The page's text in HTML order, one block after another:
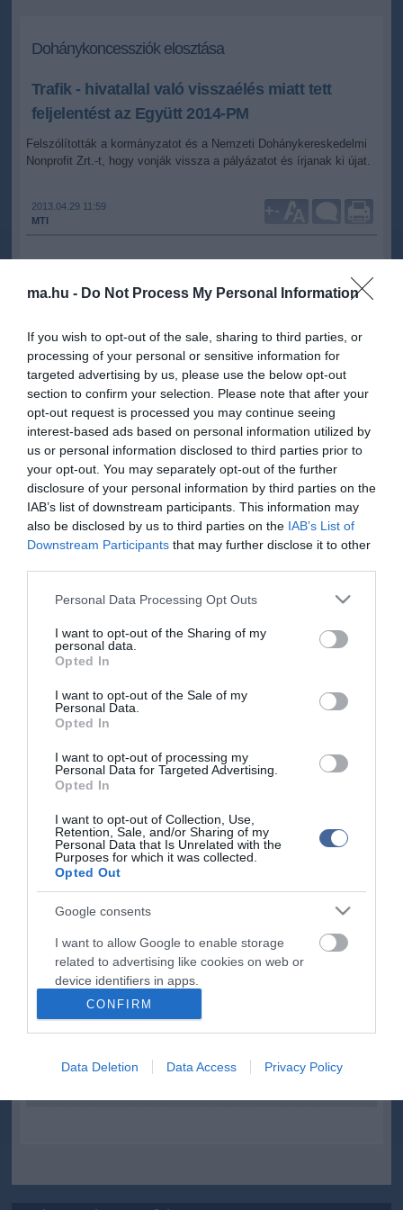
ma.hu - Do Not Process My Personal Information
If you wish to opt-out of the sale, sharing to third parties, or
processing of your personal or sensitive information for
targeted advertising by us, please use the below opt-out
section to confirm your selection. Please note that after your
opt-out request is processed you may continue seeing
interest-based ads based on personal information utilized by
us or personal information disclosed to third parties prior to
your opt-out. You may separately opt-out of the further
disclosure of your personal information by third parties on the
IAB’s list of downstream participants. This information may
also be disclosed by us to third parties on the IAB’s List of
Downstream Participants that may further disclose it to other
Please note that this website/app uses one or more Google
not limited to your visit or usage behaviour. You may click to
grant or deny consent to Google and its third-party tags to
use your data for below specified purposes in below Google
consent section.
Personal Data Processing Opt Outs
I want to opt-out of the Sharing of my
personal data.
Opted In
I want to opt-out of the Sale of my
Personal Data.
Opted In
I want to opt-out of processing my
Personal Data for Targeted Advertising.
Opted In
I want to opt-out of Collection, Use,
Retention, Sale, and/or Sharing of my
Personal Data that Is Unrelated with the
Purposes for which it was collected.
Opted Out
Google consents
I want to allow Google to enable storage
related to advertising like cookies on web or
device identifiers in apps.
I want to allow my user data to be sent to
Google for online advertising purposes.
I want to allow Google to send me
CONFIRM
Data Deletion Data Access Privacy Policy
Dohánykoncessziók elosztása
Trafik - hivatallal való visszaélés miatt tett
feljelentést az Együtt 2014-PM
Felszólították a kormányzatot és a Nemzeti Dohánykereskedelmi
Nonprofit Zrt.-t, hogy vonják vissza a pályázatot és írjanak ki újat.
2013.04.29 11:59
MTI
+-
szövetség véleménye szerint a dohány-kiskereskedelmi
fogalmát. A szervezet ezért hétfőn ismeretlen tettes ellen
feljelentést tett a Budapesti Rendőr-főkapitányságon.
Karácsony Gergely, budapesti sajtótájékoztatóján azt mondta, több
portál is megírta: a Fidesz választókerületi elnökei és a fideszes
önkormányzati testületek is foglalkoztak az üggyel és "valójában
ők döntöttek arról, hogy ki kaphat koncessziót". A független
képviselő hangsúlyozta: a portálok fideszes forrásokra
hivatkoznak.
A PM politikusa szerint hivatallal való visszaélés történt, "mert a
pályázatot politikai alapon befolyásolták, annak érdekében, hogy a
Fidesz országos kampányhálózatát erősítsék".
Felszólította a kormányzatot és a Nemzeti Dohánykereskedelmi
őrködő képviselőknek pedig az a kötelességük, hogy feljelentést
tegyenek az ügyben - válaszolta ara a kérdésre, hogy feljelentését
csak a sajtóinformációkra alapozta-e.
Egy szombati sajtótájékoztatóján a Fidesz kommunikációs
igazgatója szemenszedett hazugságnak nevezte, hogy helyi
Kapcsolódó írások:
Fidesz: hazugság, hogy helyi fideszesek döntöttek volna a
trafikokról
Mesterházy: érvénytelenítsék a trafikpályázatok eredményét!
Az NFM a trafikpályázatokról: az elbírálásánál a kiírást vették
figyelembe
Trafiktörvény - NAV: vámhatósági engedély kell
Trafik: van olyan hely, ahonnan nem érkezett ajánlat